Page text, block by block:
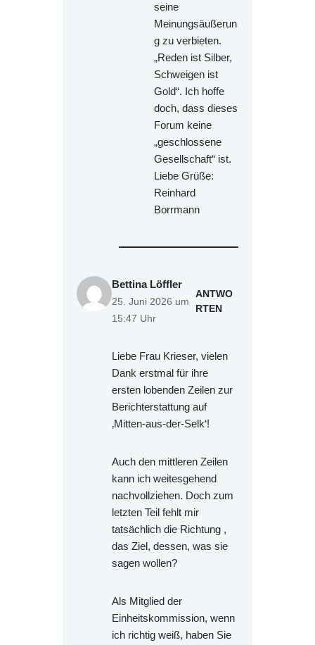
seine
Meinungsäußerun
g zu verbieten.
„Reden ist Silber,
Schweigen ist
Gold“. Ich hoffe
doch, dass dieses
Forum keine
„geschlossene
Gesellschaft“ ist.
Liebe Grüße:
Reinhard
Borrmann
Bettina Löffler
25. Juni 2026 um
15:47 Uhr
ANTWO
RTEN
Liebe Frau Krieser, vielen
Dank erstmal für ihre
ersten lobenden Zeilen zur
Berichterstattung auf
‚Mitten-aus-der-Selk‘!
Auch den mittleren Zeilen
kann ich weitesgehend
nachvollziehen. Doch zum
letzten Teil fehlt mir
tatsächlich die Richtung ,
das Ziel, dessen, was sie
sagen wollen?
Als Mitglied der
Einheitskommission, wenn
ich richtig weiß, haben Sie